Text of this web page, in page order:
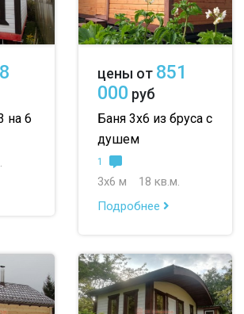
на 6
цены от 851
000 руб
Баня 3х6 из бруса с
душем
1
3х6 м
18 кв.м.
Подробнее